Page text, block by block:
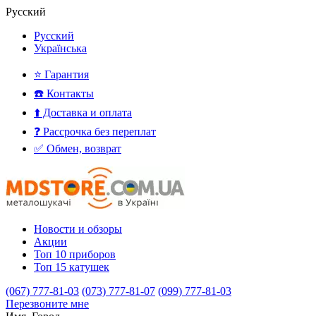
Русский
Русский
Українська
⭐ Гарантия
☎️ Контакты
⬆️ Доставка и оплата
❓ Рассрочка без переплат
✅ Обмен, возврат
Новости и обзоры
Акции
Топ 10 приборов
Топ 15 катушек
(067) 777-81-03 (073) 777-81-07 (099) 777-81-03
Перезвоните мне